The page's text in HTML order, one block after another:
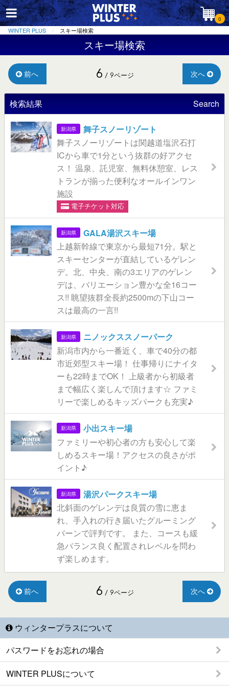
0
WINTER PLUS スキー場検索
スキー場検索
前へ 6 / 9ページ 次へ
検索結果 Search
新潟県
舞子スノーリゾート
舞子スノーリゾートは関越道塩沢石打
ICから車で1分という抜群の好アクセ
ス！ 温泉、託児室、無料休憩室、レス
トランが揃った便利なオールインワン
施設
電子チケット対応
新潟県
GALA湯沢スキー場
上越新幹線で東京から最短71分。駅と
スキーセンターが直結しているゲレン
デ。北、中央、南の3エリアのゲレン
デは、バリエーション豊かな全16コー
ス!! 眺望抜群全長約2500mの下山コー
スは最高の一言!!
新潟県
ニノックススノーパーク
新潟市内から一番近く、車で40分の都
市近郊型スキー場！ 仕事帰りにナイタ
ーも22時までOK！ 上級者から初級者
まで幅広く楽しんで頂けます☆ ファミ
リーで楽しめるキッズパークも充実♪
新潟県
小出スキー場
ファミリーや初心者の方も安心して楽
しめるスキー場！アクセスの良さがポ
イント♪
新潟県
湯沢パークスキー場
北斜面のゲレンデは良質の雪に恵ま
れ、手入れの行き届いたグルーミング
バーンで評判です。 また、コースも緩
急バランス良く配置されレベルを問わ
ず楽しめます。
前へ 6 / 9ページ 次へ
ウィンタープラスについて
パスワードをお忘れの場合
WINTER PLUSについて